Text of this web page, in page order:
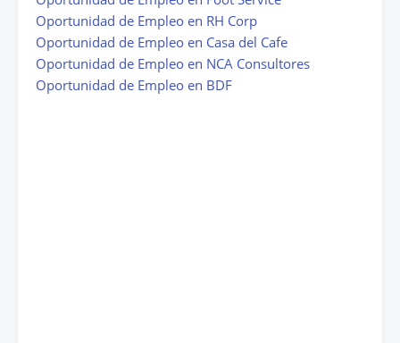
Oportunidad de Empleo en RH Corp
Oportunidad de Empleo en Casa del Cafe
Oportunidad de Empleo en NCA Consultores
Oportunidad de Empleo en BDF